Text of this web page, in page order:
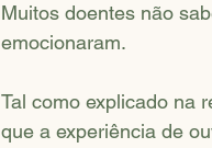
Muitos doentes não
emocionaram.
Tal como explicado na
que a experiência de